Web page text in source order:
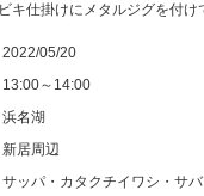
2022/05/20
13:00～14:00
浜名湖
新居周辺
サッパ・カタクチイワシ・サバ